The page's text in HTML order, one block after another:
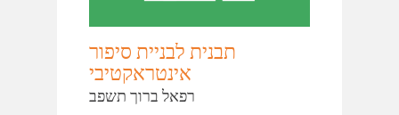
תבנית לבניית סיפור
אינטראקטיבי
רפאל ברוך תשפב